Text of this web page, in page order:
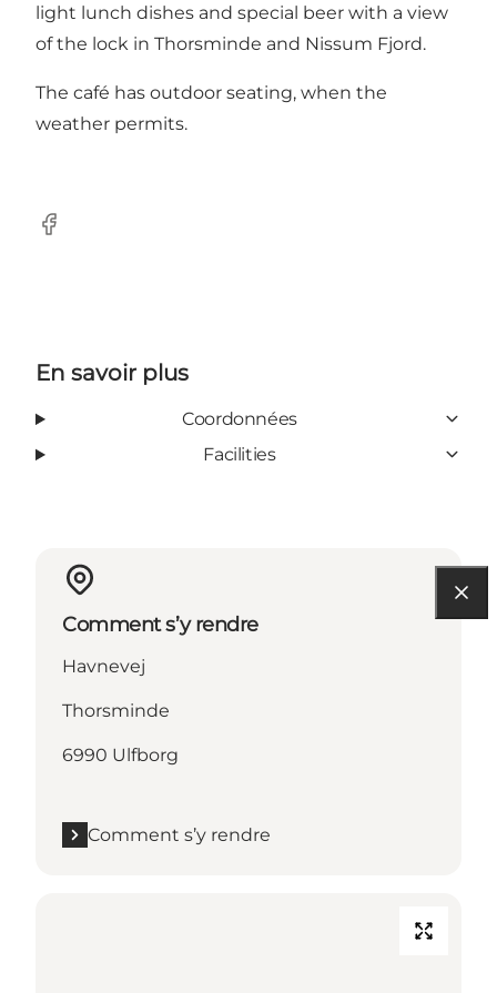
light lunch dishes and special beer with a view
of the lock in Thorsminde and Nissum Fjord.
The café has outdoor seating, when the
weather permits.
Facebook
En savoir plus
Coordonnées
Facilities
Comment s’y rendre
Havnevej
Thorsminde
6990 Ulfborg
Comment s’y rendre